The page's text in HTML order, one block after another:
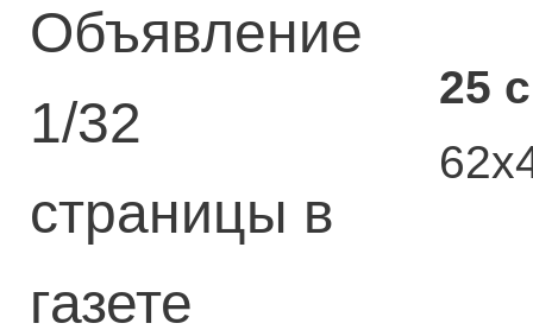
Объявление
1/32
страницы в
газете
25